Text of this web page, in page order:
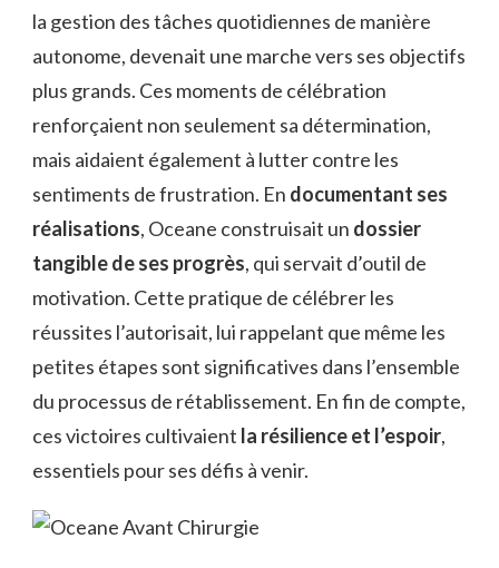
la gestion des tâches quotidiennes de manière
autonome, devenait une marche vers ses objectifs
plus grands. Ces moments de célébration
renforçaient non seulement sa détermination,
mais aidaient également à lutter contre les
sentiments de frustration. En documentant ses
réalisations, Oceane construisait un dossier
tangible de ses progrès, qui servait d’outil de
motivation. Cette pratique de célébrer les
réussites l’autorisait, lui rappelant que même les
petites étapes sont significatives dans l’ensemble
du processus de rétablissement. En fin de compte,
ces victoires cultivaient la résilience et l’espoir,
essentiels pour ses défis à venir.